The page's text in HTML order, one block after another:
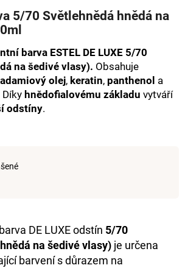
5/70 Světlehnědá hnědá na
barva ESTEL DE LUXE 5/70
na šedivé vlasy). Obsahuje
olej, keratin, panthenol a
Díky hnědofialovému základu vytváří
odstíny.
DE LUXE odstín 5/70
na šedivé vlasy) je určena
barvení s důrazem na